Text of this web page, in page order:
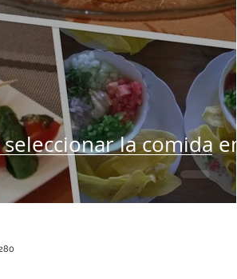
la comida en